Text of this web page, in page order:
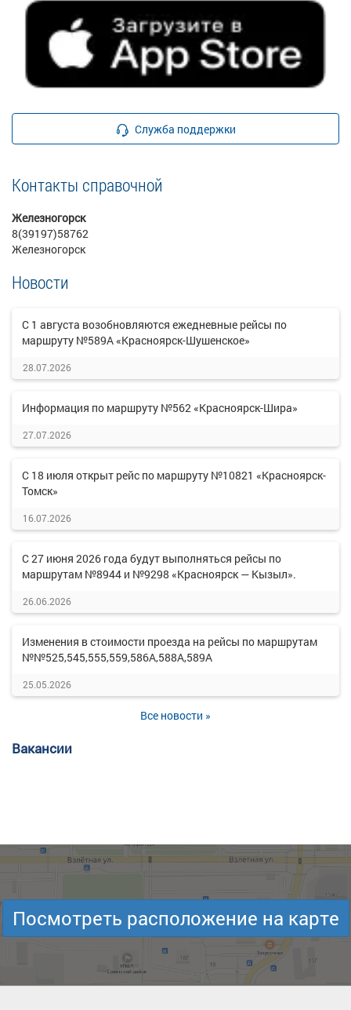
Служба поддержки
Контакты справочной
Железногорск
8(39197)58762
Железногорск
Новости
С 1 августа возобновляются ежедневные рейсы по
маршруту №589А «Красноярск-Шушенское»
28.07.2026
Информация по маршруту №562 «Красноярск-Шира»
27.07.2026
С 18 июля открыт рейс по маршруту №10821 «Красноярск-
Томск»
16.07.2026
С 27 июня 2026 года будут выполняться рейсы по
маршрутам №8944 и №9298 «Красноярск — Кызыл».
26.06.2026
Изменения в стоимости проезда на рейсы по маршрутам
№№525,545,555,559,586А,588А,589А
25.05.2026
Все новости »
Вакансии
Посмотреть расположение на карте